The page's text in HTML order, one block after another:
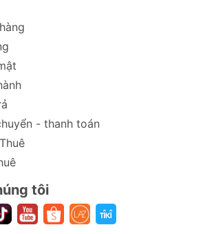
với thiết kế hiện đại, tốc độ tối đa
20km.
Kickscooter F2
F2 có động cơ mạnh hơn, pin lâu
dài hơn.
Kickscooter D38U
đến 38km, hệ thống giảm xóc tốt,
gồ ghề.
Kickscooter D18W
phù hợp cho người mới sử dụng
- thanh toán
tôi